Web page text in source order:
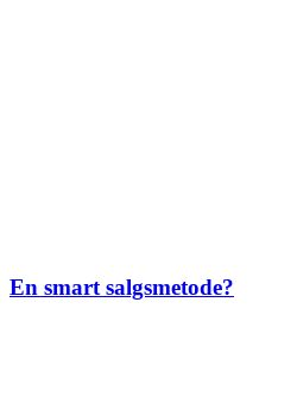
En smart salgsmetode?